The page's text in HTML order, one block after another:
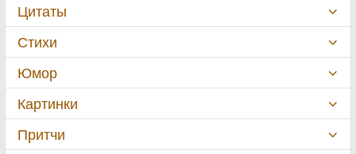
Цитаты
Стихи
Юмор
Картинки
Притчи